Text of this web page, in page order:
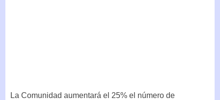
La Comunidad aumentará el 25% el número de